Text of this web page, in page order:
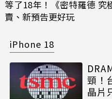
等了18年！《密特羅德 究
賣、新預告更好玩
iPhone 18
頸！
晶片